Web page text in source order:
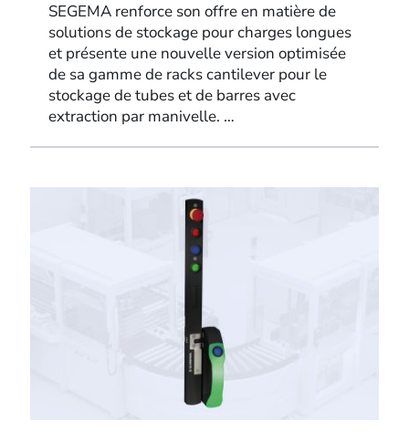
SEGEMA renforce son offre en matière de
solutions de stockage pour charges longues
et présente une nouvelle version optimisée
de sa gamme de racks cantilever pour le
stockage de tubes et de barres avec
extraction par manivelle. …